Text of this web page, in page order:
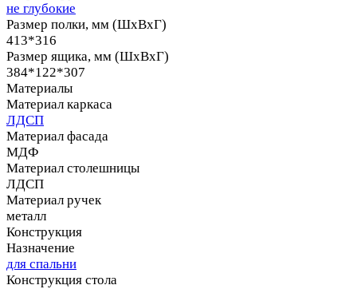
не глубокие
Размер полки, мм (ШхВхГ)
413*316
Размер ящика, мм (ШхВхГ)
384*122*307
Материалы
Материал каркаса
ЛДСП
Материал фасада
МДФ
Материал столешницы
ЛДСП
Материал ручек
металл
Конструкция
Назначение
для спальни
Конструкция стола